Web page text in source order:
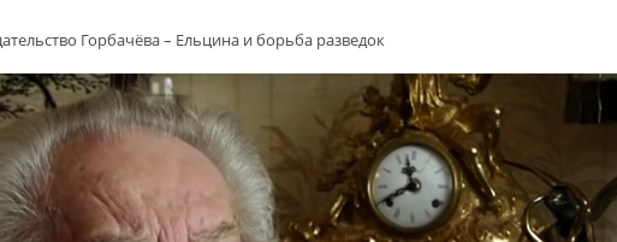
Горбачёва – Ельцина и борьба разведок